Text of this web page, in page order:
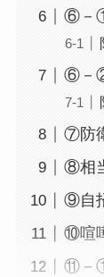
⑥－
⑥－
⑦防
⑧相
⑨自
⑩喧
⑪－①